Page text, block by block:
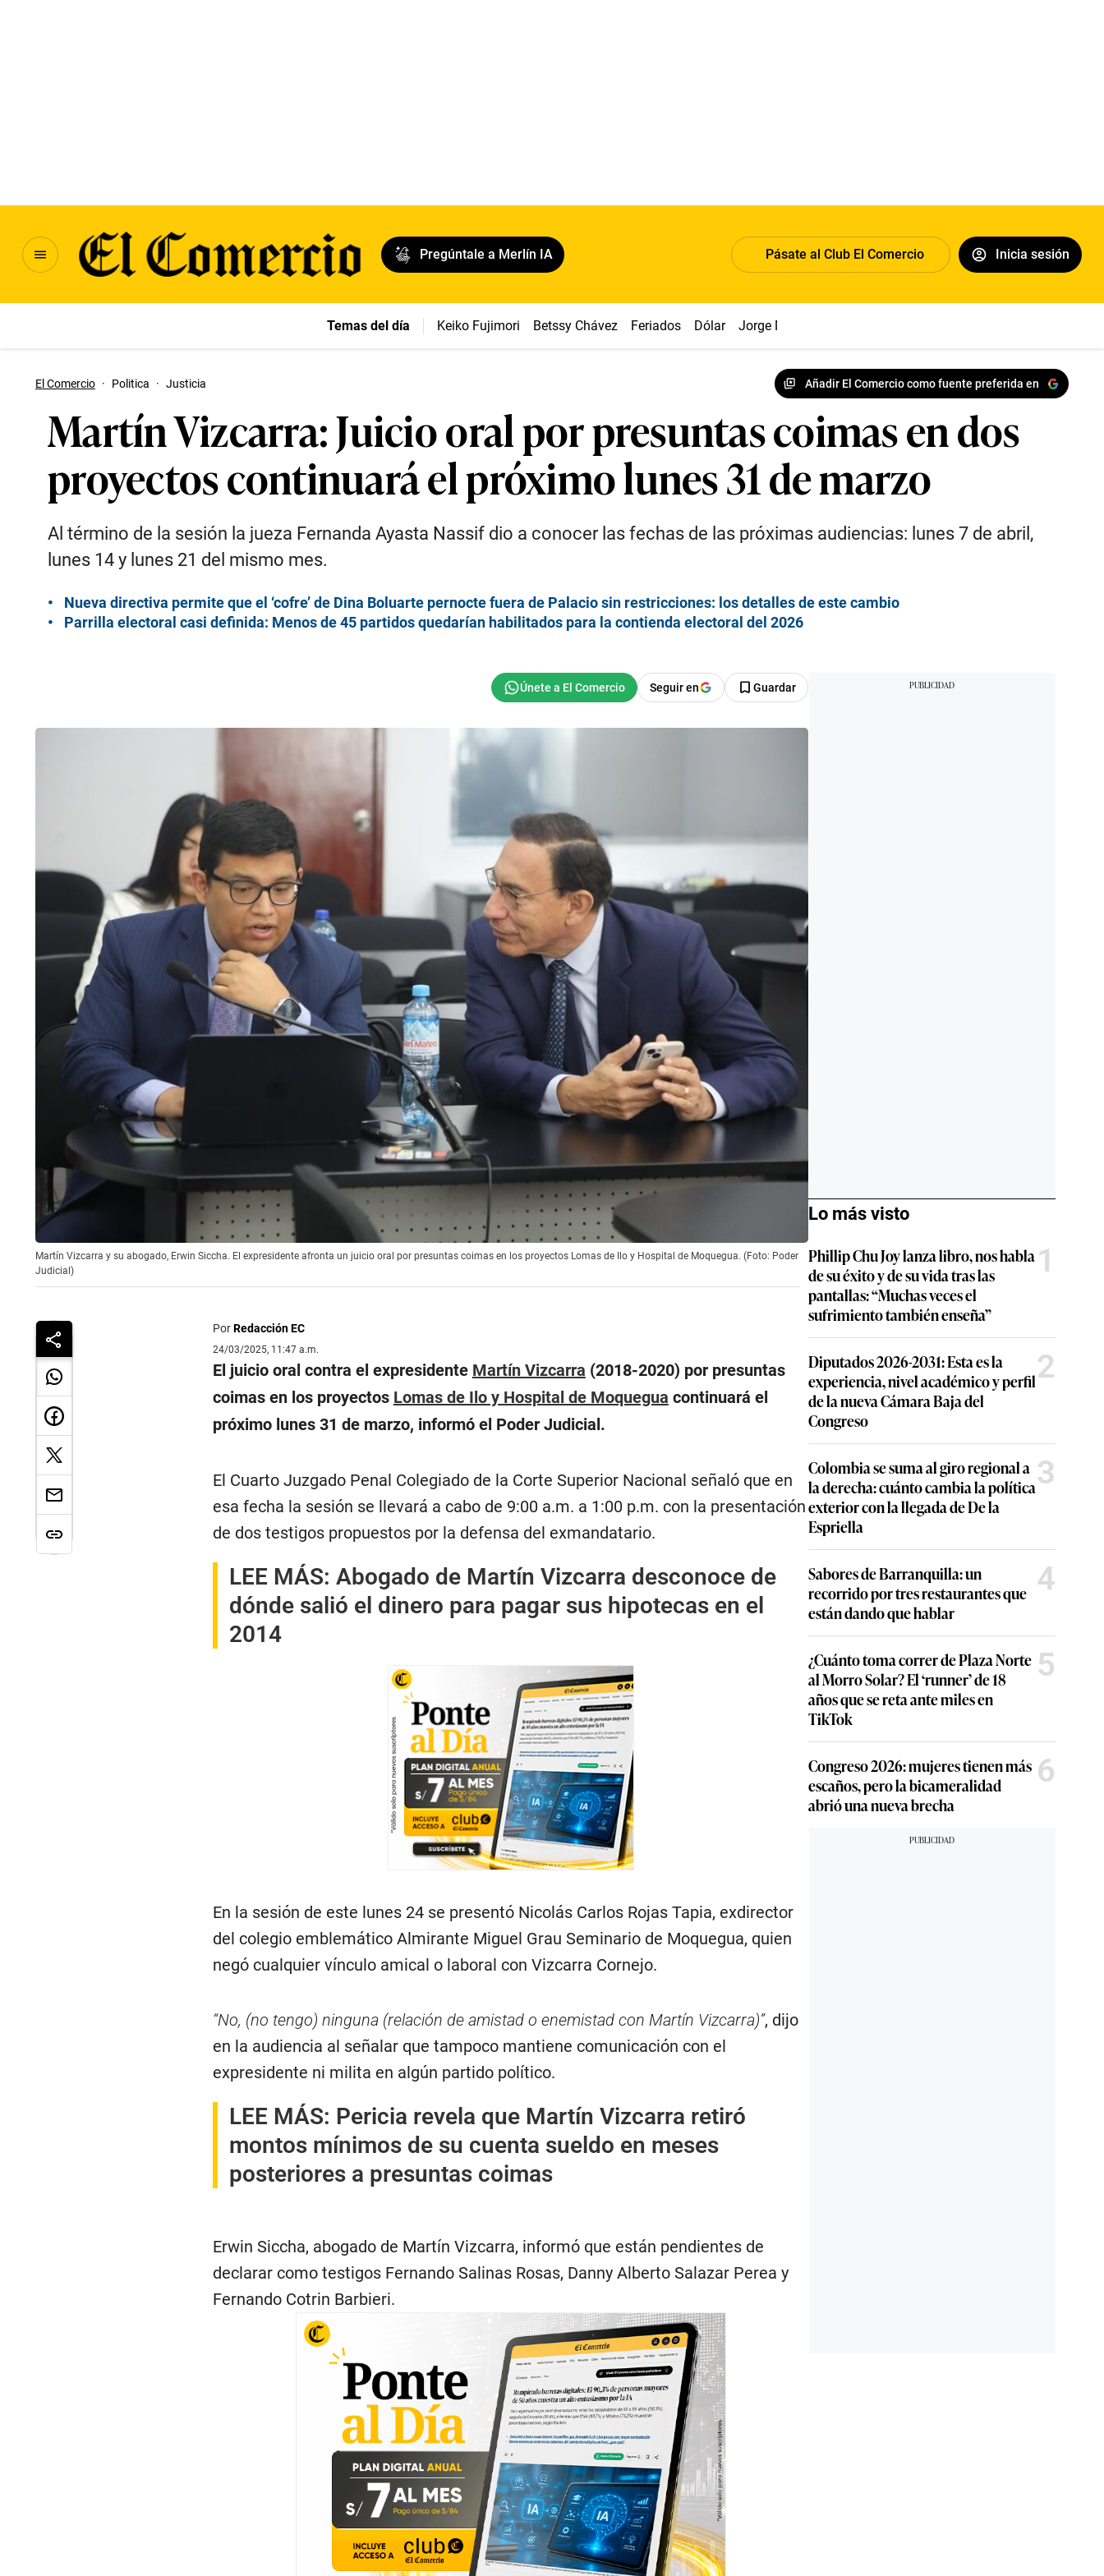
Pregúntale a Merlín IA Pásate al Club El Comercio Inicia sesión
Temas del día Keiko Fujimori Betssy Chávez Feriados Dólar Jorge Messi
El Comercio · Politica · Justicia Añadir El Comercio como fuente preferida en
Martín Vizcarra: Juicio oral por presuntas coimas en dos
proyectos continuará el próximo lunes 31 de marzo
Al término de la sesión la jueza Fernanda Ayasta Nassif dio a conocer las fechas de las próximas audiencias: lunes 7 de abril,
lunes 14 y lunes 21 del mismo mes.
Nueva directiva permite que el ‘cofre’ de Dina Boluarte pernocte fuera de Palacio sin restricciones: los detalles de este cambio
Parrilla electoral casi definida: Menos de 45 partidos quedarían habilitados para la contienda electoral del 2026
Seguir en Guardar
Martín Vizcarra y su abogado, Erwin Siccha. El expresidente afronta un juicio oral por presuntas coimas en los proyectos Lomas de Ilo y Hospital de Moquegua. (Foto: Poder
Judicial)
PorRedacción EC
24/03/2025, 11:47 a.m.
El juicio oral contra el expresidente Martín Vizcarra (2018-2020) por presuntas
coimas en los proyectos Lomas de Ilo y Hospital de Moquegua continuará el
próximo lunes 31 de marzo, informó el Poder Judicial.
El Cuarto Juzgado Penal Colegiado de la Corte Superior Nacional señaló que en
esa fecha la sesión se llevará a cabo de 9:00 a.m. a 1:00 p.m. con la presentación
de dos testigos propuestos por la defensa del exmandatario.
LEE MÁS: Abogado de Martín Vizcarra desconoce de
dónde salió el dinero para pagar sus hipotecas en el
2014
En la sesión de este lunes 24 se presentó Nicolás Carlos Rojas Tapia, exdirector
del colegio emblemático Almirante Miguel Grau Seminario de Moquegua, quien
negó cualquier vínculo amical o laboral con Vizcarra Cornejo.
“No, (no tengo) ninguna (relación de amistad o enemistad con Martín Vizcarra)”, dijo
en la audiencia al señalar que tampoco mantiene comunicación con el
expresidente ni milita en algún partido político.
LEE MÁS: Pericia revela que Martín Vizcarra retiró
montos mínimos de su cuenta sueldo en meses
posteriores a presuntas coimas
Erwin Siccha, abogado de Martín Vizcarra, informó que están pendientes de
declarar como testigos Fernando Salinas Rosas, Danny Alberto Salazar Perea y
Fernando Cotrin Barbieri.
Lo más visto
Phillip Chu Joy lanza libro, nos habla
de su éxito y de su vida tras las
pantallas: “Muchas veces el
sufrimiento también enseña”
1
Diputados 2026-2031: Esta es la
experiencia, nivel académico y perfil
de la nueva Cámara Baja del
Congreso
2
Colombia se suma al giro regional a
la derecha: cuánto cambia la política
exterior con la llegada de De la
Espriella
3
Sabores de Barranquilla: un
recorrido por tres restaurantes que
están dando que hablar
4
¿Cuánto toma correr de Plaza Norte
al Morro Solar? El ‘runner’ de 18
años que se reta ante miles en
TikTok
5
Congreso 2026: mujeres tienen más
escaños, pero la bicameralidad
abrió una nueva brecha
6